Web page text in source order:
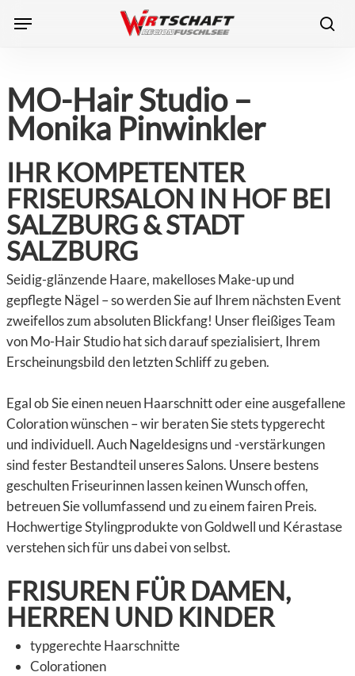
Menu
MO-Hair Studio –
Monika Pinwinkler
IHR KOMPETENTER
FRISEURSALON IN HOF BEI
SALZBURG & STADT
SALZBURG
Seidig-glänzende Haare, makelloses Make-up und
gepflegte Nägel – so werden Sie auf Ihrem nächsten Event
zweifellos zum absoluten Blickfang! Unser fleißiges Team
von Mo-Hair Studio hat sich darauf spezialisiert, Ihrem
Erscheinungsbild den letzten Schliff zu geben.
Egal ob Sie einen neuen Haarschnitt oder eine ausgefallene
Coloration wünschen – wir beraten Sie stets typgerecht
und individuell. Auch Nageldesigns und -verstärkungen
sind fester Bestandteil unseres Salons. Unsere bestens
geschulten Friseurinnen lassen keinen Wunsch offen,
betreuen Sie vollumfassend und zu einem fairen Preis.
Hochwertige Stylingprodukte von Goldwell und Kérastase
verstehen sich für uns dabei von selbst.
FRISUREN FÜR DAMEN,
HERREN UND KINDER
typgerechte Haarschnitte
Colorationen